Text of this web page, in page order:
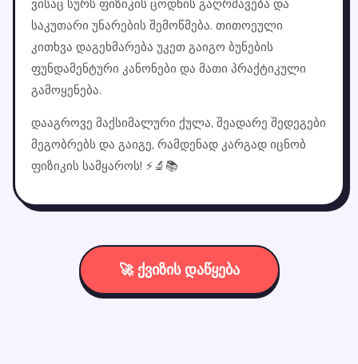
ვისაც სურს ფიზიკის ცოდნის გაღრმავება და
საკუთარი უნარების შემოწმება. თითოეული
კითხვა დაგეხმარება უკეთ გაიგო ბუნების
ფუნდამენტური კანონები და მათი პრაქტიკული
გამოყენება.
დააგროვე მაქსიმალური ქულა, შეადარე შედეგები
მეგობრებს და გაიგე, რამდენად კარგად იცნობ
ფიზიკის სამყაროს! ⚡🔬📚
🚀 ქვიზის დაწყება